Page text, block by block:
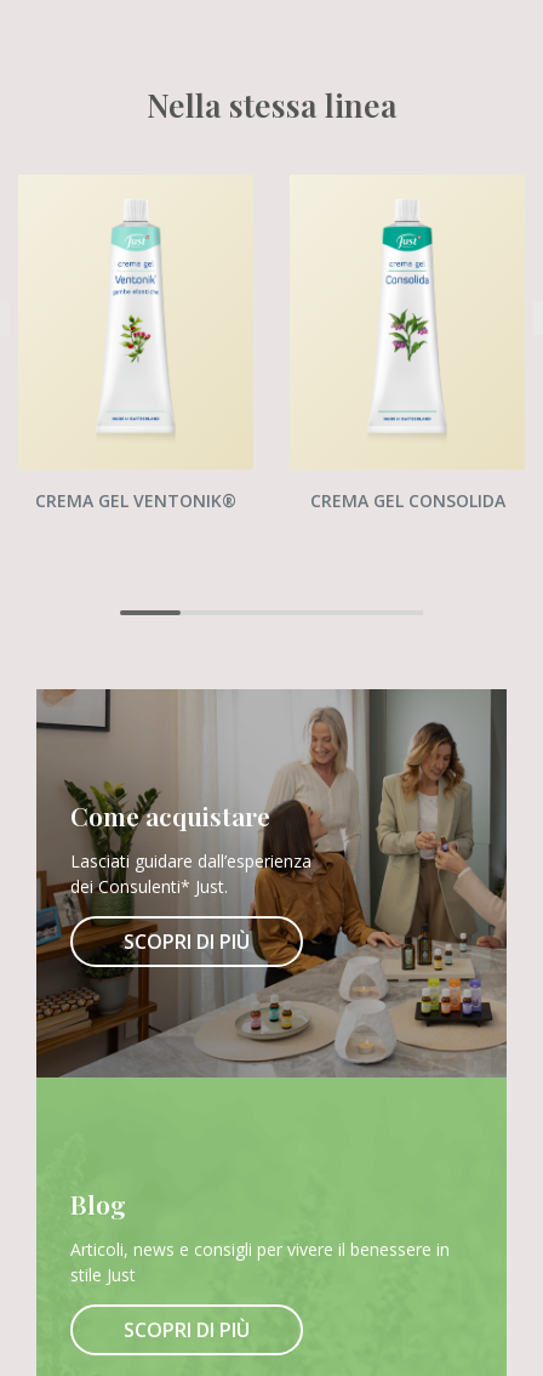
Nella stessa linea
CREMA GEL VENTONIK® CREMA GEL CONSOLIDA
Come acquistare
Lasciati guidare dall’esperienza
dei Consulenti* Just.
SCOPRI DI PIÙ
Blog
Articoli, news e consigli per vivere il benessere in
stile Just
SCOPRI DI PIÙ